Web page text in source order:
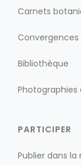
Carnets
Bibliothèque
Photographies
PARTICIPER
Publier dans la